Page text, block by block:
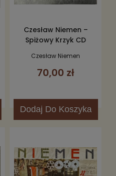
Czesław Niemen –
Spiżowy Krzyk CD
Czesław Niemen
70,00 zł
Dodaj Do Koszyka